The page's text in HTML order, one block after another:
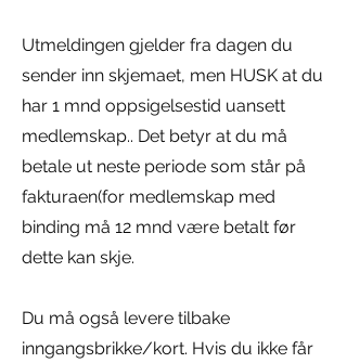
Utmeldingen gjelder fra dagen du
sender inn skjemaet, men HUSK at du
har 1 mnd oppsigelsestid uansett
medlemskap.. Det betyr at du må
betale ut neste periode som står på
fakturaen(for medlemskap med
binding må 12 mnd være betalt før
dette kan skje.
Du må også levere tilbake
inngangsbrikke/kort. Hvis du ikke får